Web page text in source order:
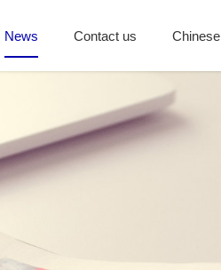
News Contact us Chinese